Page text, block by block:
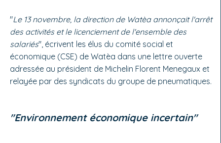
"Le 13 novembre, la direction de Watèa annonçait l'arrêt
des activités et le licenciement de l'ensemble des
salariés", écrivent les élus du comité social et
économique (CSE) de Watèa dans une lettre ouverte
adressée au président de Michelin Florent Menegaux et
relayée par des syndicats du groupe de pneumatiques.
"Environnement économique incertain"